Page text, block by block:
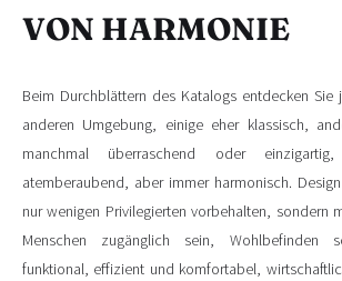
VON HARMONIE
Beim Durchblättern des Katalogs entdecken
anderen Umgebung, einige eher klassisch,
manchmal überraschend oder
atemberaubend, aber immer harmonisch.
nur wenigen Privilegierten vorbehalten, sondern
Menschen zugänglich sein, Wohlbefinden
funktional, effizient und komfortabel,